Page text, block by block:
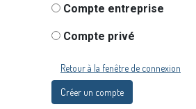
Compte entreprise
Compte privé
Retour à la fenêtre de connexion
Créer un compte